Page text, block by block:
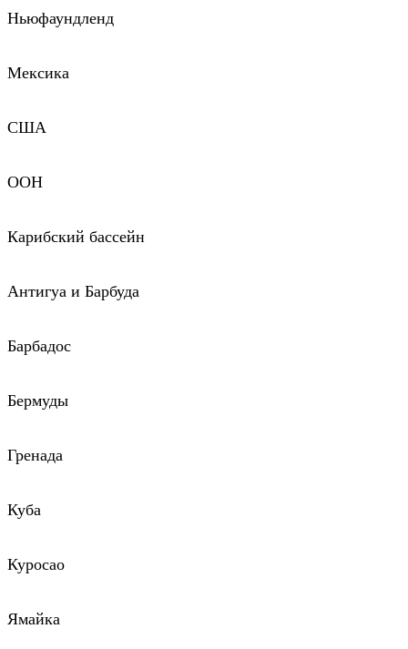
Ньюфаундленд
Мексика
США
ООН
Карибский бассейн
Антигуа и Барбуда
Барбадос
Бермуды
Гренада
Куба
Куросао
Ямайка